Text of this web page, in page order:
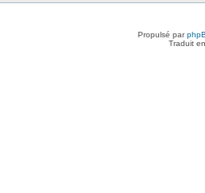
Propulsé par
Traduit